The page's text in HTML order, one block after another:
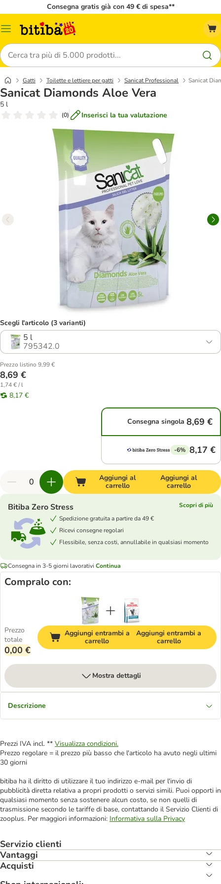
Consegna gratis già con 49 € di spesa**
Overview
Cerca
Gatti Toilette e lettiere per gatti Sanicat Professional Sanicat
Sanicat Diamonds Aloe Vera
5 l
(0) Inserisci la tua valutazione
Scegli l'articolo (3 varianti)
5 l
795342.0
Prezzo listino 9,99 €
8,69 €
1,74 € / l
8,17 €
Consegna singola 8,69 €
-6% 8,17 €
Aggiungi al
carrello
Aggiungi al
carrello
Bitiba Zero Stress
Scopri di più
Spedizione gratuita a partire da 49 €
Ricevi consegne regolari
Flessibile, senza costi, annullabile in qualsiasi momento
Consegna in 3-5 giorni lavorativi Continua
Compralo con:
Prezzo
totale
0,00 €
Aggiungi entrambi a
carrello
Aggiungi entrambi a
carrello
Mostra dettagli
Descrizione
Prezzi IVA incl. ** Visualizza condizioni.
Prezzo regolare = il prezzo più basso che l'articolo ha avuto negli ultimi
30 giorni
bitiba ha il diritto di utilizzare il tuo indirizzo e-mail per l'invio di
pubblicità diretta relativa a propri prodotti o servizi simili. Puoi opporti in
qualsiasi momento senza sostenere alcun costo, se non quelli di
trasmissione secondo le tariffe di base, contattando il Servizio Clienti di
zooplus. Per maggiori informazioni: Informativa sulla Privacy
Servizio clienti
Vantaggi
Acquisti